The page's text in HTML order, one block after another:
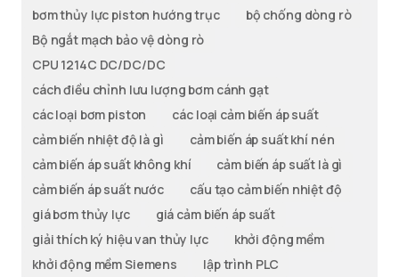
bơm thủy lực piston hướng trục
bộ chống dòng rò
Bộ ngắt mạch bảo vệ dòng rò
CPU 1214C DC/DC/DC
cách điều chỉnh lưu lượng bơm cánh gạt
các loại bơm piston
các loại cảm biến áp suất
cảm biến nhiệt độ là gì
cảm biến áp suất khí nén
cảm biến áp suất không khí
cảm biến áp suất là gì
cảm biến áp suất nước
cấu tạo cảm biến nhiệt độ
giá bơm thủy lực
giá cảm biến áp suất
giải thích ký hiệu van thủy lực
khởi động mềm
khởi động mềm Siemens
lập trình PLC